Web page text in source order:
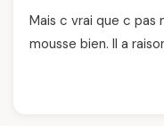
Mais c vrai que c pas
mousse bien. Il a